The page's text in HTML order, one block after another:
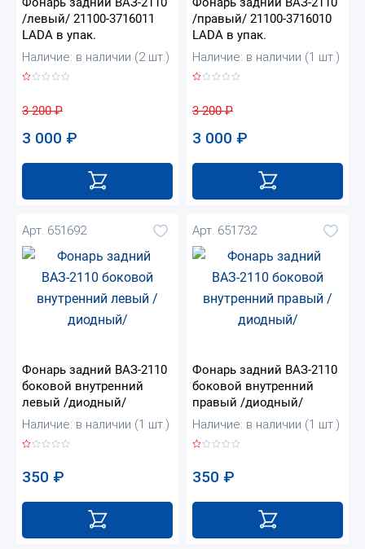
/левый/ 21100-3716011
LADA в упак.
Наличие: в наличии (2 шт.)
3 200₽
3 000 ₽
/правый/ 21100-3716010
LADA в упак.
Наличие: в наличии (1 шт.)
3 200₽
3 000 ₽
Арт. 651692
Фонарь задний ВАЗ-2110
боковой внутренний
левый /диодный/
Наличие: в наличии (1 шт.)
350 ₽
Арт. 651732
Фонарь задний ВАЗ-2110
боковой внутренний
правый /диодный/
Наличие: в наличии (1 шт.)
350 ₽